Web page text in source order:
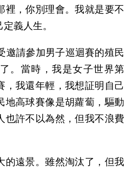
裡，你別理會。我就是要不
義人生。
邀請參加男子巡迴賽的殖民
。當時，我是女子世界第
，我還年輕，我想証明自己
地高球賽像是胡蘿蔔，驅動
也許不以為然，但我不浪費
的遠景。雖然淘汰了，但我